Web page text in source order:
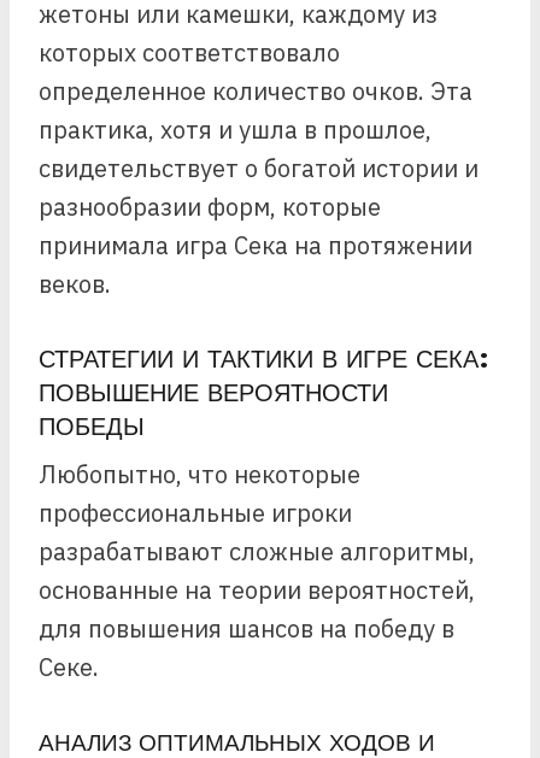
жетоны или камешки, каждому из
которых соответствовало
определенное количество очков. Эта
практика, хотя и ушла в прошлое,
свидетельствует о богатой истории и
разнообразии форм, которые
принимала игра Сека на протяжении
веков.
СТРАТЕГИИ И ТАКТИКИ В ИГРЕ СЕКА:
ПОВЫШЕНИЕ ВЕРОЯТНОСТИ
ПОБЕДЫ
Любопытно, что некоторые
профессиональные игроки
разрабатывают сложные алгоритмы,
основанные на теории вероятностей,
для повышения шансов на победу в
Секе.
АНАЛИЗ ОПТИМАЛЬНЫХ ХОДОВ И